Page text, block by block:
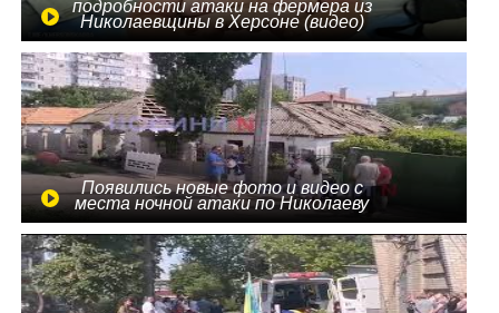
подробности атаки на фермера из
Николаевщины в Херсоне (видео)
Появились новые фото и видео с
места ночной атаки по Николаеву